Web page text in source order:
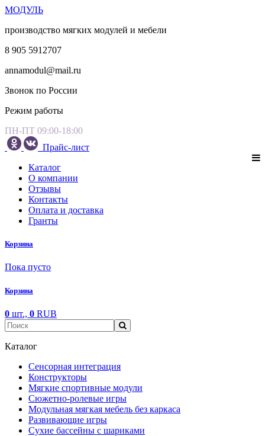
МОДУЛЬ
производство мягких модулей и мебели
8 905 5912707
annamodul@mail.ru
Звонок по России
Режим работы
ПН-ПТ 09:00-18:00
Прайс-лист
Каталог
О компании
Отзывы
Контакты
Оплата и доставка
Гранты
Корзина
Пока пусто
Корзина
0 шт., 0 RUB
Каталог
Сенсорная интеграция
Конструкторы
Мягкие спортивные модули
Cюжетно-ролевые игры
Модульная мягкая мебель без каркаса
Развивающие игры
Сухие бассейны с шариками